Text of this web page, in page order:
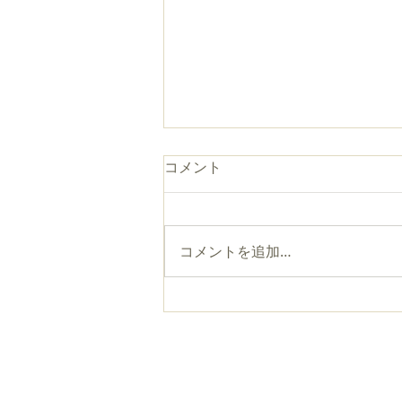
よるてら 【7/23】
コメント
コメントを追加…